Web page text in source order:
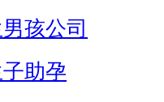
孩公司
助孕